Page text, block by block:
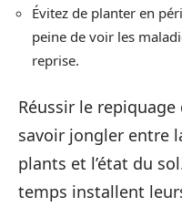
Évitez de planter en
peine de voir les
reprise.
Réussir le repiquage
savoir jongler entre
plants et l’état du
temps installent